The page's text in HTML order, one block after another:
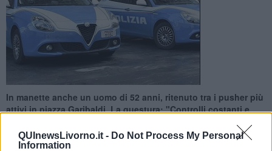
QUInewsLivorno.it - Do Not Process My Personal
Information
In manette anche un uomo di 52 anni, ritenuto tra i pusher più
attivi in piazza Garibaldi. La questura: "Controlli costanti e